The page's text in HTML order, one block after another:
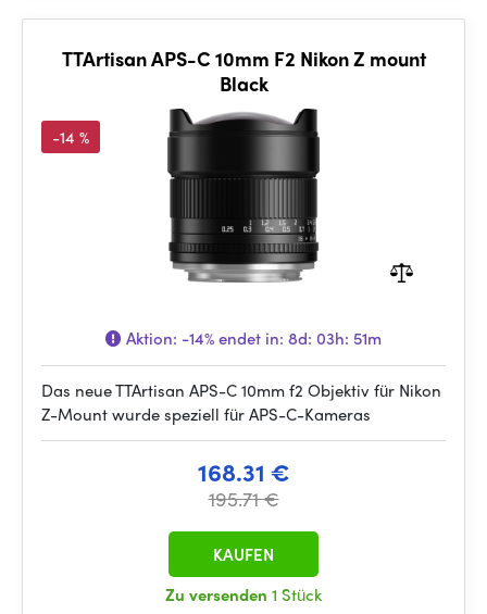
TTArtisan APS-C 10mm F2 Nikon Z mount
Black
-14 %
Aktion: -14%endet in: 8d: 03h: 51m
Das neue TTArtisan APS-C 10mm f2 Objektiv für Nikon
Z-Mount wurde speziell für APS-C-Kameras
168.31 €
195.71 €
Zu versenden 1 Stück
KAUFEN